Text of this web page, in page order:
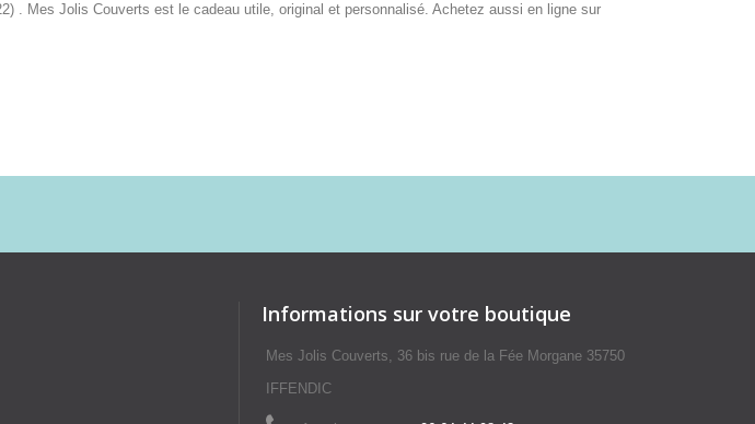
. Mes Jolis Couverts est le cadeau utile, original et personnalisé. Achetez aussi en ligne sur
Informations sur votre boutique
Mes Jolis Couverts, 36 bis rue de la Fée Morgane 35750
IFFENDIC